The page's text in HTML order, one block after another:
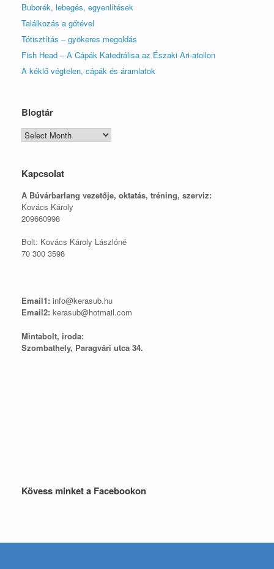
Buborék, lebegés, egyenlítések
Találkozás a gőtével
Tótisztítás – gyökeres megoldás
Fish Head – A Cápák Katedrálisa az Északi Ari-atollon
A kéklő végtelen, cápák és áramlatok
Blogtár
Blogtár
Kapcsolat
A Búvárbarlang vezetője, oktatás, tréning, szerviz:
Kovács Károly
209660998
Bolt: Kovács Károly Lászlóné
70 300 3598
Email1: info@kerasub.hu
Email2: kerasub@hotmail.com
Mintabolt, iroda:
Szombathely, Paragvári utca 34.
Kövess minket a Facebookon